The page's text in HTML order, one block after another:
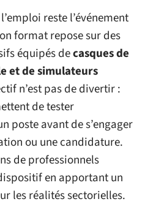
reste l’événement
format repose sur des
équipés decasques de
et de simulateurs
n’est pas de divertir :
de tester
poste avant de s’engager
ou une candidature.
de professionnels
en apportant un
les réalités sectorielles.